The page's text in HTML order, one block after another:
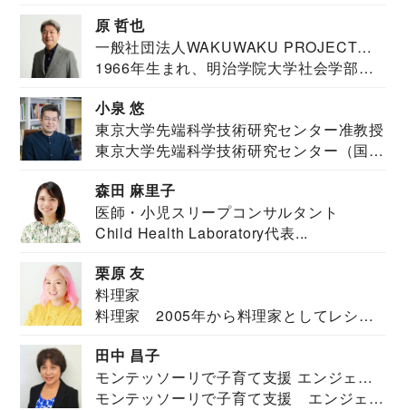
原 哲也
一般社団法人WAKUWAKU PROJECT
JAPAN代表・言語聴覚士・社会福祉士
1966年生まれ、明治学院大学社会学部福
小泉 悠
東京大学先端科学技術研究センター准教授
東京大学先端科学技術研究センター（国際
森田 麻里子
医師・小児スリープコンサルタント
Child Health Laboratory代表...
栗原 友
料理家
料理家 2005年から料理家としてレシピ
田中 昌子
モンテッソーリで子育て支援 エンジェル
ズハウス研究所所長
モンテッソーリで子育て支援 エンジェル